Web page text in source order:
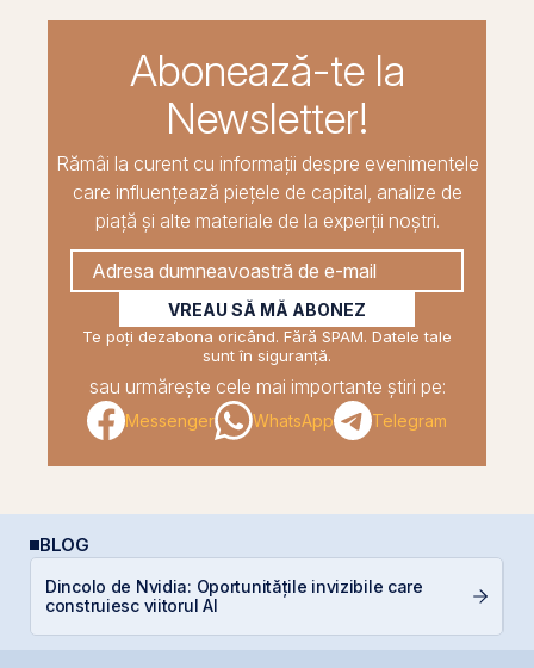
Abonează-te la
Newsletter!
Rămâi la curent cu informații despre evenimentele
care influențează piețele de capital, analize de
piață și alte materiale de la experții noștri.
VREAU SĂ MĂ ABONEZ
Te poți dezabona oricând. Fără SPAM. Datele tale
sunt în siguranță.
sau urmărește cele mai importante știri pe:
Messenger WhatsApp Telegram
BLOG
Dincolo de Nvidia: Oportunitățile invizibile care
construiesc viitorul AI